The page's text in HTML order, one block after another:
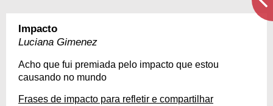
Impacto
Luciana Gimenez
Acho que fui premiada pelo impacto que estou
causando no mundo
Frases de impacto para refletir e compartilhar